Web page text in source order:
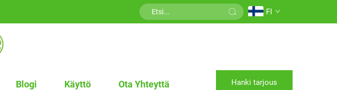
FI
Blogi Käyttö Ota Yhteyttä Hanki tarjous